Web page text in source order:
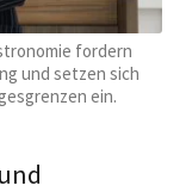
fordern
und setzen sich
ein.